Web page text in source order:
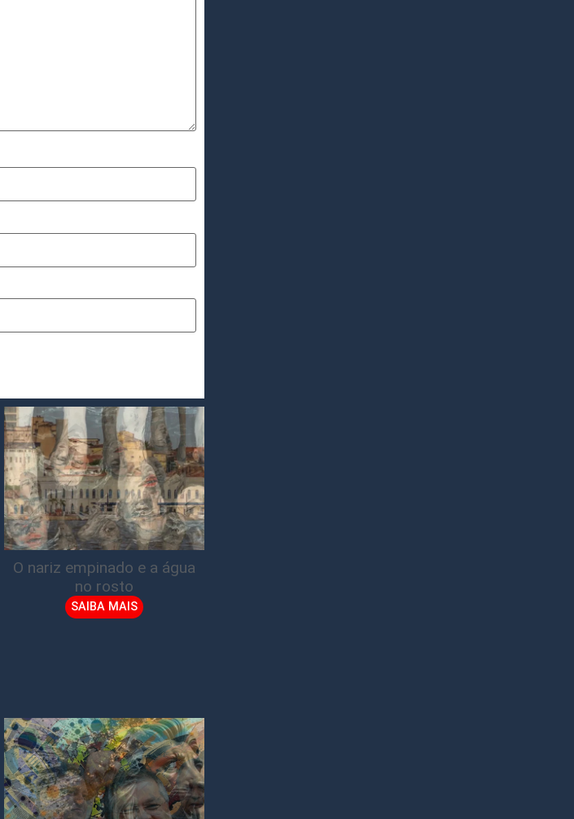
O nariz empinado e a água
no rosto
SAIBA MAIS